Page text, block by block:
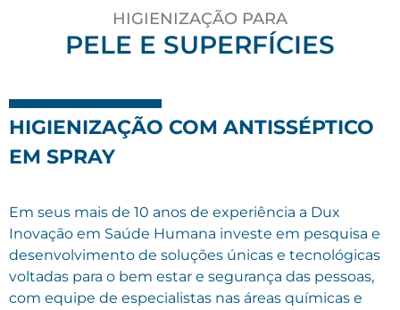
HIGIENIZAÇÃO PARA
PELE E SUPERFÍCIES
HIGIENIZAÇÃO COM ANTISSÉPTICO
EM SPRAY
Em seus mais de 10 anos de experiência a Dux
Inovação em Saúde Humana investe em pesquisa e
desenvolvimento de soluções únicas e tecnológicas
voltadas para o bem estar e segurança das pessoas,
com equipe de especialistas nas áreas químicas e